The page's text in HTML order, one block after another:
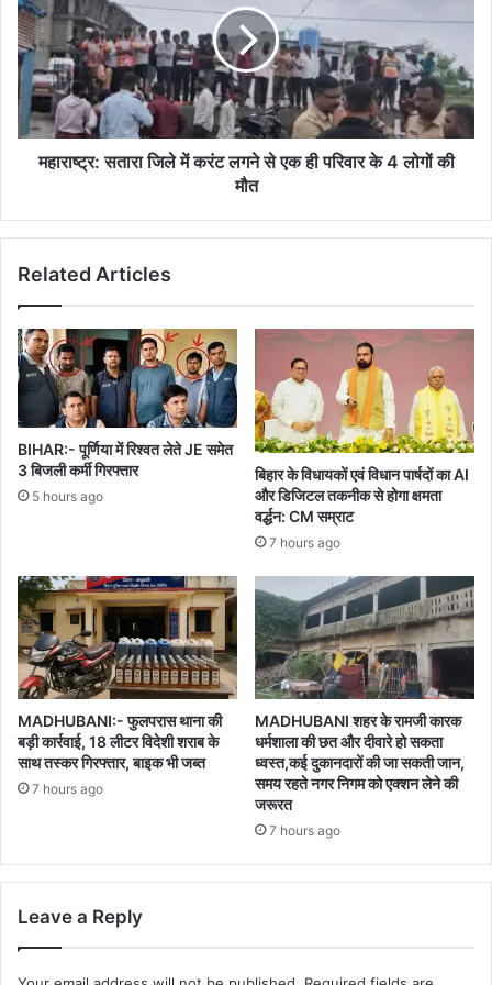
में
करंट
लगने
से
एक
ही
परिवार
मौत
महाराष्ट्र: सतारा जिले में करंट लगने से एक ही परिवार के 4 लोगों की
मौत
Related Articles
BIHAR:- पूर्णिया में रिश्वत लेते JE समेत
3 बिजली कर्मी गिरफ्तार
5 hours ago
बिहार के विधायकों एवं विधान पार्षदों का AI
और डिजिटल तकनीक से होगा क्षमता
वर्द्धन: CM सम्राट
7 hours ago
MADHUBANI:- फुलपरास थाना की
बड़ी कार्रवाई, 18 लीटर विदेशी शराब के
साथ तस्कर गिरफ्तार, बाइक भी जब्त
7 hours ago
MADHUBANI शहर के रामजी कारक
धर्मशाला की छत और दीवारे हो सकता
ध्वस्त,कई दुकानदारों की जा सकती जान,
समय रहते नगर निगम को एक्शन लेने की
जरूरत
7 hours ago
Leave a Reply